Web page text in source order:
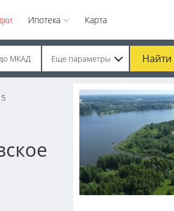
Ипотека Карта
МКАД Еще параметры Найти
5